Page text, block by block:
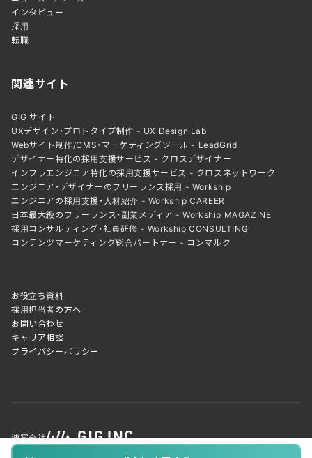
インタビュー
採用
転職
関連サイト
GIG サイト
UXデザイン・プロトタイプ制作 - UX Design Lab
Webサイト制作/CMS・マーケティングツール - LeadGrid
デザイナー特化の採用支援サービス - クロスデザイナー
インフラエンジニア特化の採用支援サービス - クロスネットワーク
エンジニア・デザイナーのフリーランス採用 - Workship
エンジニアの採用支援・人材紹介 - Workship CAREER
日本最大級のフリーランス・副業メディア - Workship MAGAZINE
採用コンサルティング・社員研修 - Workship CONSULTING
コンテンツマーケティング総合パートナー - コンマルク
お役立ち資料
採用担当者の方へ
お問い合わせ
キャリア相談
プライバシーポリシー
運営会社
© GIG inc. ALL Rights Reserved. Powered by LeadGrid